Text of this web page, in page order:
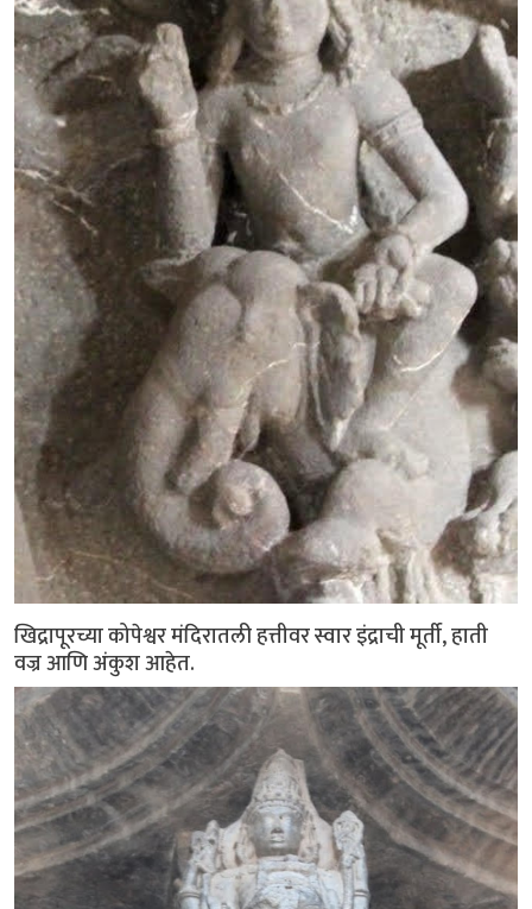
खिद्रापूरच्या कोपेश्वर मंदिरातली हत्तीवर स्वार इंद्राची मूर्ती, हाती
वज्र आणि अंकुश आहेत.